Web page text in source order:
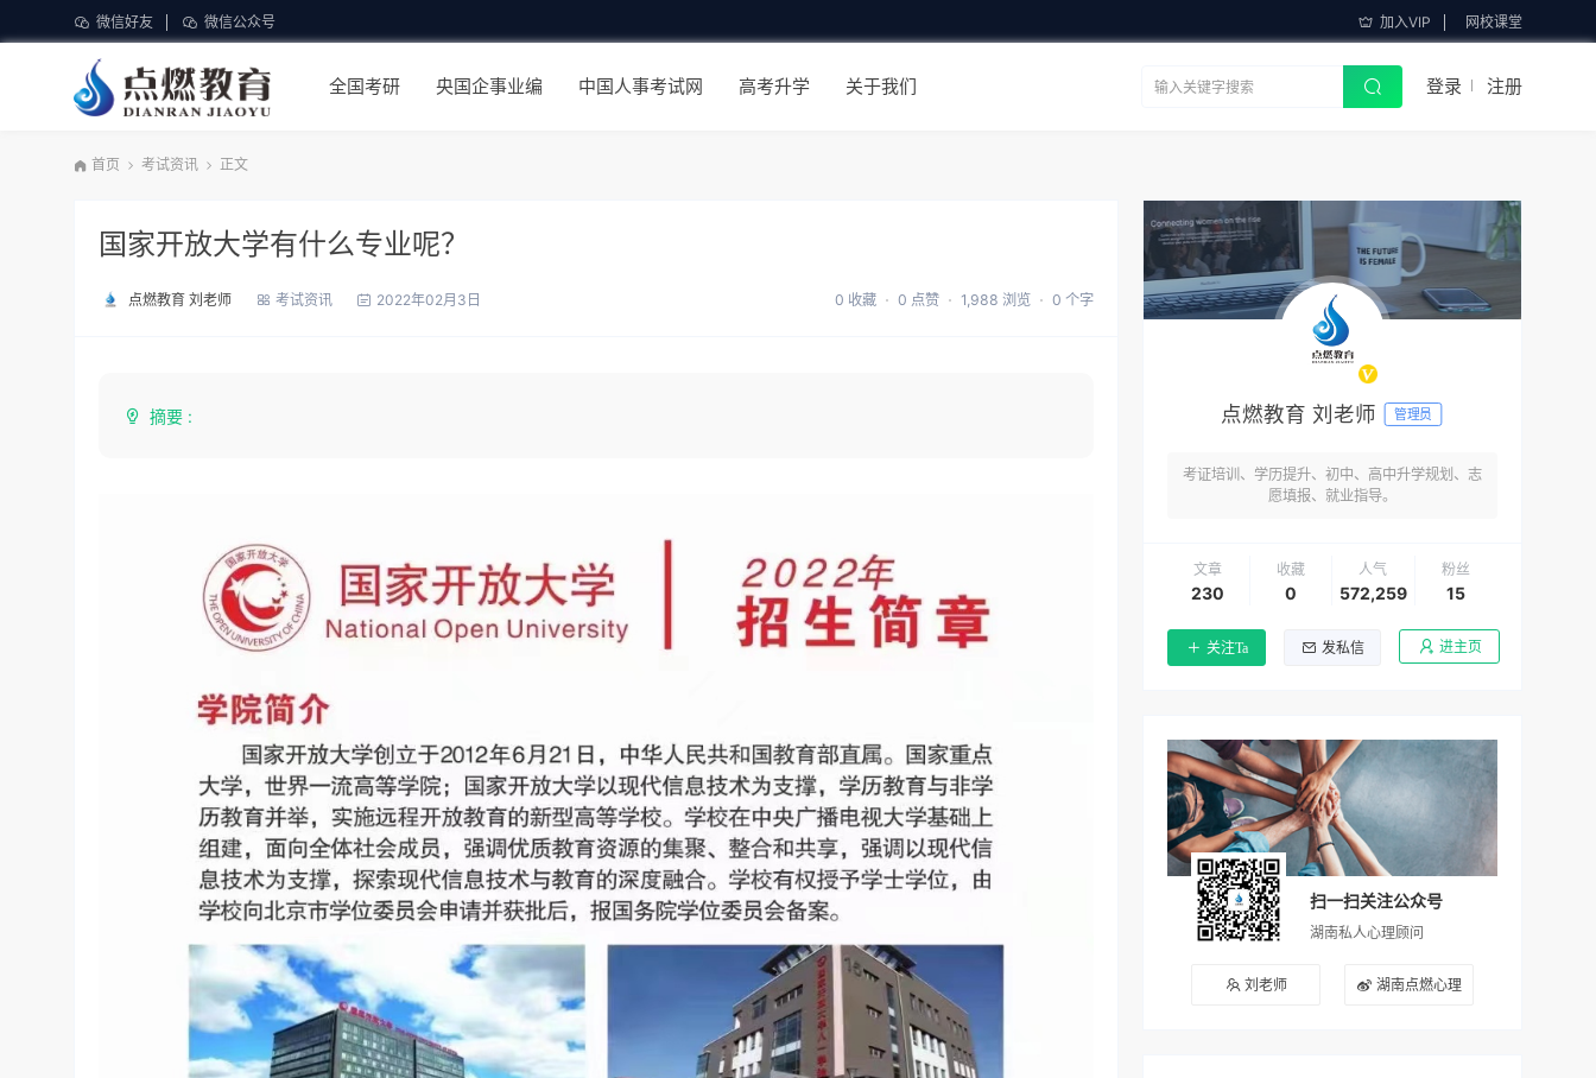
微信好友 微信公众号 加入VIP 网校课堂
全国考研 央国企事业编 中国人事考试网 高考升学 关于我们 登录 注册
首页 考试资讯 正文
国家开放大学有什么专业呢？
点燃教育 刘老师 考试资讯 2022年02月3日 0 收藏 0 点赞 1,988 浏览 0 个字
摘要 : 点燃教育 刘老师 管理员
考证培训、学历提升、初中、高中升学规划、志
愿填报、就业指导。
文章
230
收藏
0
人气
572,259
粉丝
15
关注Ta 发私信 进主页
扫一扫关注公众号
湖南私人心理顾问
刘老师 湖南点燃心理